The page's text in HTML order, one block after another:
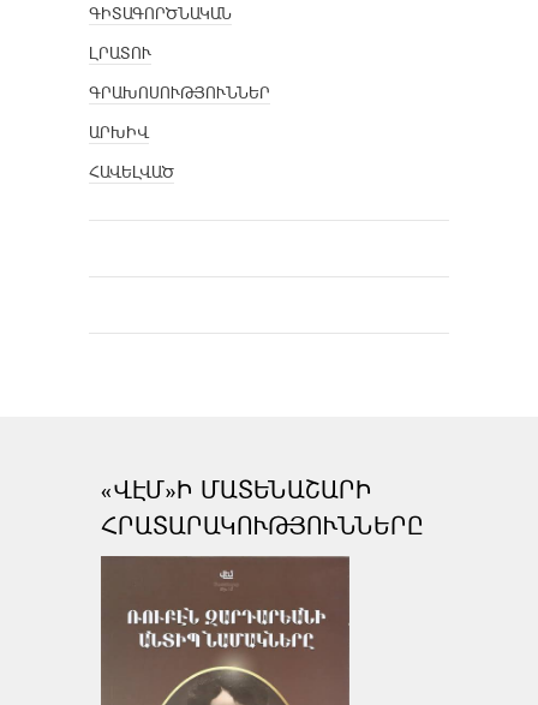
ԳԻՏԱԳՈՐԾՆԱԿԱՆ
ԼՐԱՏՈՒ
ԳՐԱԽՈՍՈՒԹՅՈՒՆՆԵՐ
ԱՐԽԻՎ
ՀԱՎԵԼՎԱԾ
«ՎԷՄ»Ի ՄԱՏԵՆԱՇԱՐԻ
ՀՐԱՏԱՐԱԿՈՒԹՅՈՒՆՆԵՐԸ